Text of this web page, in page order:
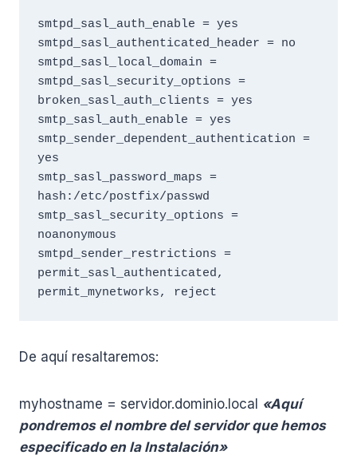
smtpd_sasl_auth_enable = yes
smtpd_sasl_authenticated_header = no
smtpd_sasl_local_domain =
smtpd_sasl_security_options =
broken_sasl_auth_clients = yes
smtp_sasl_auth_enable = yes
smtp_sender_dependent_authentication =
yes
smtp_sasl_password_maps =
hash:/etc/postfix/passwd
smtp_sasl_security_options =
noanonymous
smtpd_sender_restrictions =
permit_sasl_authenticated,
permit_mynetworks, reject
De aquí resaltaremos:
myhostname = servidor.dominio.local «Aquí
pondremos el nombre del servidor que hemos
especificado en la Instalación»